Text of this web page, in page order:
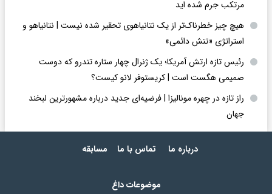
مرتکب جرم شده اید
هیچ چیز خطرناک‌تر از یک نتانیاهوی تحقیر شده نیست | نتانیاهو و
استراتژی «تنش دائمی»
رئیس تازه ارتش آمریکا؛ یک ژنرال چهار ستاره تندرو که دوست
صمیمی هگست است | کریستوفر لانو کیست؟
راز تازه در چهره مونالیزا | فرضیه‌ای جدید درباره مشهورترین لبخند
جهان
درباره ما تماس با ما مسابقه
موضوعات داغ